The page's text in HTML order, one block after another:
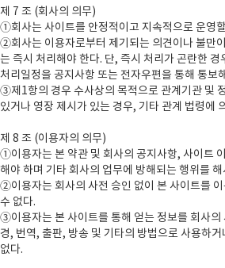
제 7 조 (회사의 의무)
①회사는 사이트를 안정적이고 지속적으로 운영
②회사는 이용자로부터 제기되는 의견이나 불만
는 즉시 처리해야 한다. 단, 즉시 처리가 곤란한
처리일정을 공지사항 또는 전자우편을 통해 통보
③제1항의 경우 수사상의 목적으로 관계기관 및
있거나 영장 제시가 있는 경우, 기타 관계 법령에
제 8 조 (이용자의 의무)
①이용자는 본 약관 및 회사의 공지사항, 사이트
해야 하며 기타 회사의 업무에 방해되는 행위를
②이용자는 회사의 사전 승인 없이 본 사이트를
수 없다.
③이용자는 본 사이트를 통해 얻는 정보를 회사의
경, 번역, 출판, 방송 및 기타의 방법으로 사용하
없다.